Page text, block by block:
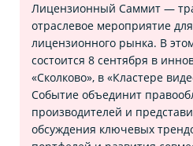
Лицензионный Саммит —
отраслевое мероприятие
лицензионного рынка. В
состоится 8 сентября в
«Сколково», в «Кластере
Событие объединит
производителей и
обсуждения ключевых